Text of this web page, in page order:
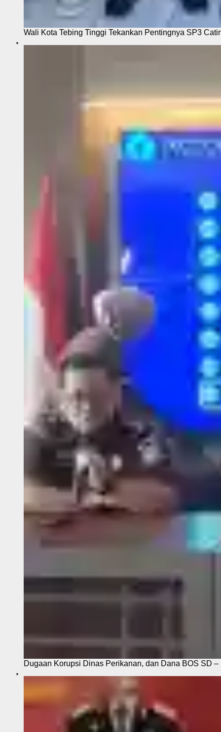
Wali Kota Tebing Tinggi Tekankan Pentingnya SP3
Dugaan Korupsi Dinas Perikanan, dan Dana BOS SD